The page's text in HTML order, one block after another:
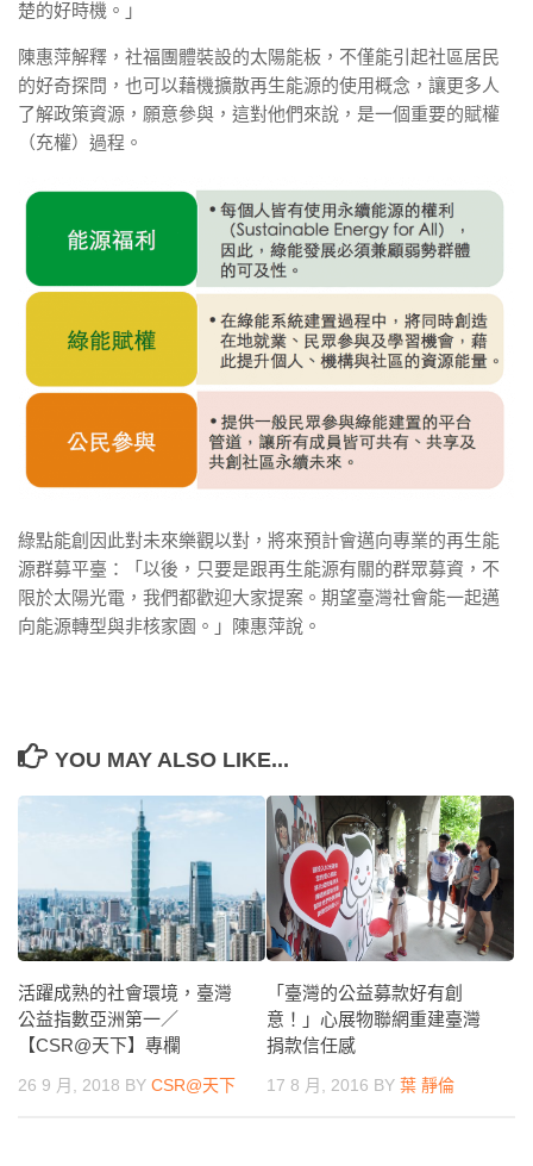
楚的好時機。」
陳惠萍解釋，社福團體裝設的太陽能板，不僅能引起社區居民
的好奇探問，也可以藉機擴散再生能源的使用概念，讓更多人
了解政策資源，願意參與，這對他們來說，是一個重要的賦權
（充權）過程。
綠點能創因此對未來樂觀以對，將來預計會邁向專業的再生能
源群募平臺：「以後，只要是跟再生能源有關的群眾募資，不
限於太陽光電，我們都歡迎大家提案。期望臺灣社會能一起邁
向能源轉型與非核家園。」陳惠萍說。
YOU MAY ALSO LIKE...
活躍成熟的社會環境，臺灣
公益指數亞洲第一／
【CSR@天下】專欄
26 9 月, 2018 BY CSR@天下
「臺灣的公益募款好有創
意！」心展物聯網重建臺灣
捐款信任感
17 8 月, 2016 BY 葉 靜倫